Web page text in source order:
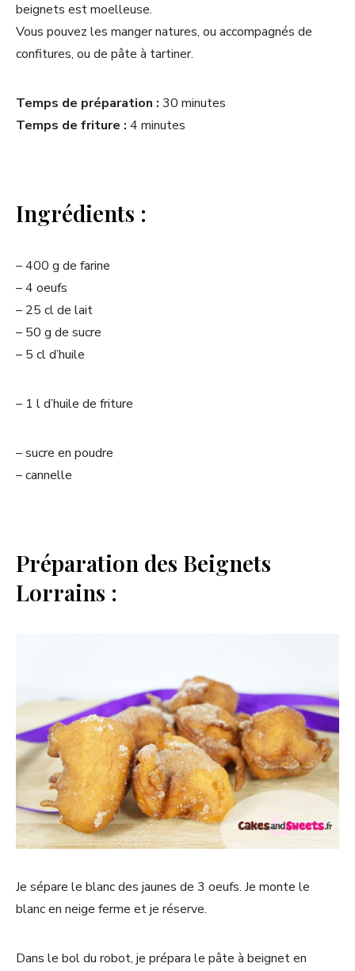
beignets est moelleuse.
Vous pouvez les manger natures, ou accompagnés de
confitures, ou de pâte à tartiner.
Temps de préparation : 30 minutes
Temps de friture : 4 minutes
Ingrédients :
– 400 g de farine
– 4 oeufs
– 25 cl de lait
– 50 g de sucre
– 5 cl d’huile
– 1 l d’huile de friture
– sucre en poudre
– cannelle
Préparation des Beignets
Lorrains :
Je sépare le blanc des jaunes de 3 oeufs. Je monte le
blanc en neige ferme et je réserve.
Dans le bol du robot, je prépara le pâte à beignet en